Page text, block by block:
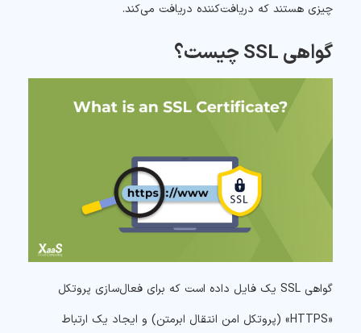
چیزی هستند که دریافت‌کننده دریافت می‌کند.
گواهی SSL چیست؟
گواهی SSL یک فایل داده است که برای فعال‌سازی پروتکل
«HTTPS» (پروتکل امن انتقال ابرمتن) و ایجاد یک ارتباط